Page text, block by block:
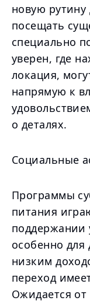
новую рутину
посещать
специально
уверен, где
локация,
напрямую к
о деталях.
Социальные
Программы
питания
поддержании
особенно для
низким
переход
Ожидается от